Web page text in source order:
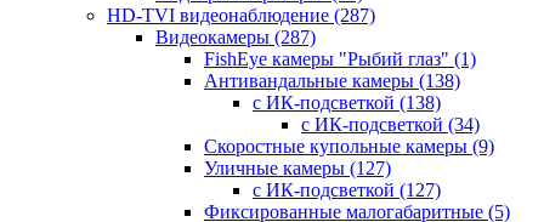
HD-TVI видеонаблюдение (287)
Видеокамеры (287)
FishEye камеры "Рыбий глаз" (1)
Антивандальные камеры (138)
с ИК-подсветкой (138)
с ИК-подсветкой (34)
Скоростные купольные камеры (9)
Уличные камеры (127)
с ИК-подсветкой (127)
Фиксированные малогабаритные (5)